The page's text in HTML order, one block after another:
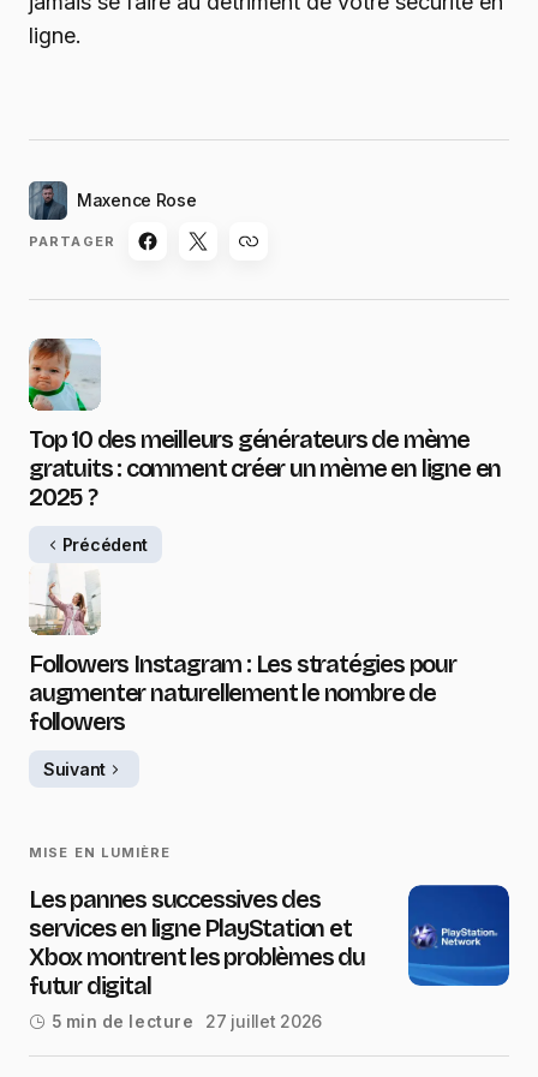
ligne.
Maxence Rose
PARTAGER
Top 10 des meilleurs générateurs de mème
gratuits : comment créer un mème en ligne en
2025 ?
Précédent
Followers Instagram : Les stratégies pour
augmenter naturellement le nombre de
followers
Suivant
MISE EN LUMIÈRE
Les pannes successives des
services en ligne PlayStation et
Xbox montrent les problèmes du
futur digital
5 min de lecture 27 juillet 2026